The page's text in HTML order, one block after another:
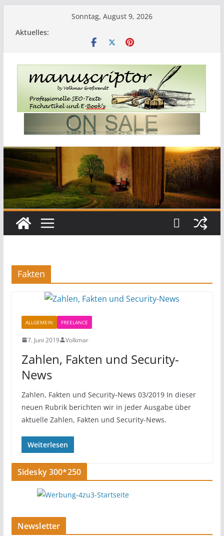
Sonntag, August 9, 2026
Aktuelles:
Fakten
ALLGEMEIN FREELANCE
7. Juni 2019 Volkmar
Zahlen, Fakten und Security-
News
Zahlen, Fakten und Security-News 03/2019 In dieser
neuen Rubrik berichten wir in jeder Ausgabe über
aktuelle Zahlen, Fakten und Security-News.
Weiterlesen
Sidesky 300*250
Newsletter